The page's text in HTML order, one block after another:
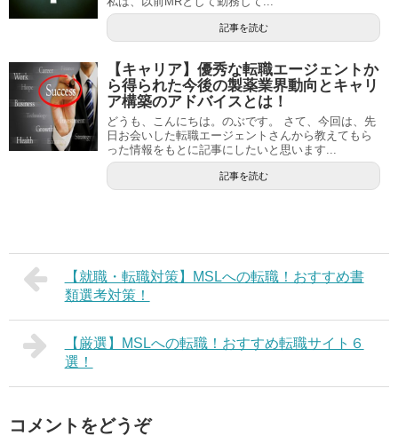
記事を読む
【キャリア】優秀な転職エージェントか
ら得られた今後の製薬業界動向とキャリ
ア構築のアドバイスとは！
どうも、こんにちは。のぶです。 さて、今回は、先
日お会いした転職エージェントさんから教えてもら
った情報をもとに記事にしたいと思います...
記事を読む
【就職・転職対策】MSLへの転職！おすすめ書
類選考対策！
【厳選】MSLへの転職！おすすめ転職サイト６
選！
コメントをどうぞ